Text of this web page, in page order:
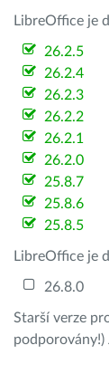
LibreOffice je
26.2.5
26.2.4
26.2.3
26.2.2
26.2.1
26.2.0
25.8.7
25.8.6
25.8.5
LibreOffice je
26.8.0
Starší verze
podporovány!)